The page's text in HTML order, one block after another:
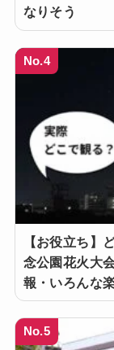
なりそう
No.4
【お役立ち】
念公園花火大
報・いろんな
No.5